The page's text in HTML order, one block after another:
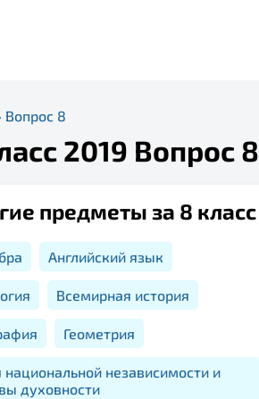
Вопрос 8
2019 Вопрос 8
предметы за 8 класс
Английский язык
Всемирная история
Геометрия
национальной независимости и
духовности